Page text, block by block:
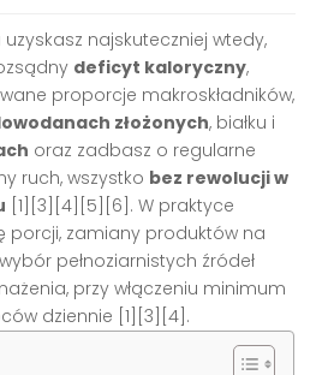
uzyskasz najskuteczniej wtedy,
deficyt kaloryczny,
proporcje makroskładników,
złożonych, białku i
oraz zadbasz o regularne
ruch, wszystko bez rewolucji w
[1][3][4][5][6]. W praktyce
porcji, zamiany produktów na
pełnoziarnistych źródeł
przy włączeniu minimum
dziennie [1][3][4].